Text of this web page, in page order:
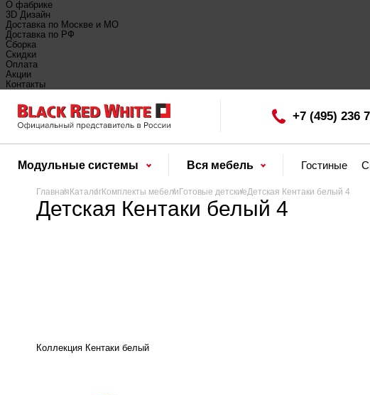
О фабрике
3D Дизайн
Доставка по Москве и МО
Доставка по РФ
Сборка
Скидки
Оплата
Акции
Контакты
+7 (495) 236
Модульные системы Вся мебель Гостиные
ГлавнаяКаталогКомплекты мебелиГотовые детскиеДетская Кентаки белый 4
Детская Кентаки белый 4
Коллекция Кентаки белый